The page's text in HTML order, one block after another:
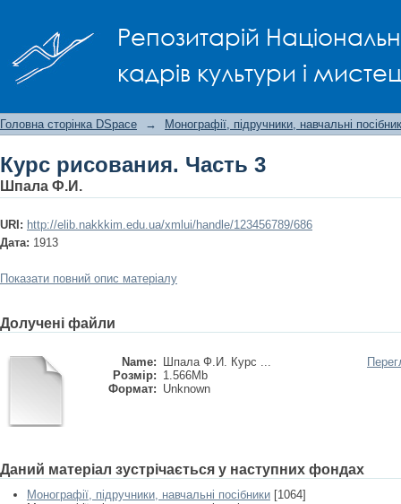
Репозитарій
кадрів культури і
Головна сторінка DSpace → Монографії, підручники, навчальні
Курс рисования. Часть 3
Шпала Ф.И.
URI: http://elib.nakkkim.edu.ua/xmlui/handle/123456789/686
Дата: 1913
Показати повний опис матеріалу
Долучені файли
Name:
Шпала Ф.И. Курс ...
Розмір: 1.566Mb
Формат: Unknown
Даний матеріал зустрічається у наступних фондах
Монографії, підручники, навчальні посібники [1064]